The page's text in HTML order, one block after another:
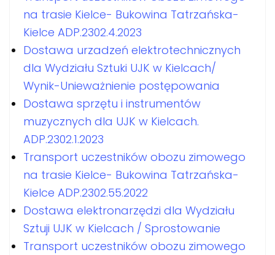
na trasie Kielce- Bukowina Tatrzańska-
Kielce ADP.2302.4.2023
Dostawa urzadzeń elektrotechnicznych
dla Wydziału Sztuki UJK w Kielcach/
Wynik-Unieważnienie postępowania
Dostawa sprzętu i instrumentów
muzycznych dla UJK w Kielcach.
ADP.2302.1.2023
Transport uczestników obozu zimowego
na trasie Kielce- Bukowina Tatrzańska-
Kielce ADP.2302.55.2022
Dostawa elektronarzędzi dla Wydziału
Sztuji UJK w Kielcach / Sprostowanie
Transport uczestników obozu zimowego